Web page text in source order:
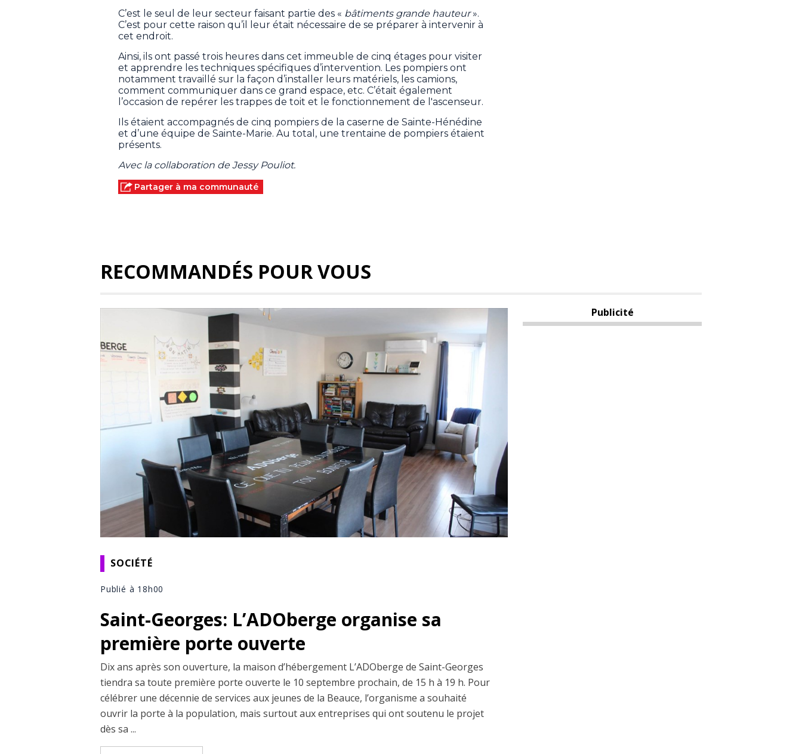
C’est le seul de leur secteur faisant partie des « bâtiments grande hauteur».
C’est pour cette raison qu’il leur était nécessaire de se préparer à intervenir à
cet endroit.
Ainsi, ils ont passé trois heures dans cet immeuble de cinq étages pour visiter
et apprendre les techniques spécifiques d’intervention. Les pompiers ont
notamment travaillé sur la façon d’installer leurs matériels, les camions,
comment communiquer dans ce grand espace, etc. C’était également
l’occasion de repérer les trappes de toit et le fonctionnement de l'ascenseur.
Ils étaient accompagnés de cinq pompiers de la caserne de Sainte-Hénédine
et d’une équipe de Sainte-Marie. Au total, une trentaine de pompiers étaient
présents.
Avec la collaboration de Jessy Pouliot.
Partager à ma communauté
RECOMMANDÉS POUR VOUS
SOCIÉTÉ
Publié à 18h00
Saint-Georges: L’ADOberge organise sa
première porte ouverte
Dix ans après son ouverture, la maison d’hébergement L’ADOberge de Saint-Georges
tiendra sa toute première porte ouverte le 10 septembre prochain, de 15 h à 19 h. Pour
célébrer une décennie de services aux jeunes de la Beauce, l’organisme a souhaité
ouvrir la porte à la population, mais surtout aux entreprises qui ont soutenu le projet
dès sa ...
Publicité